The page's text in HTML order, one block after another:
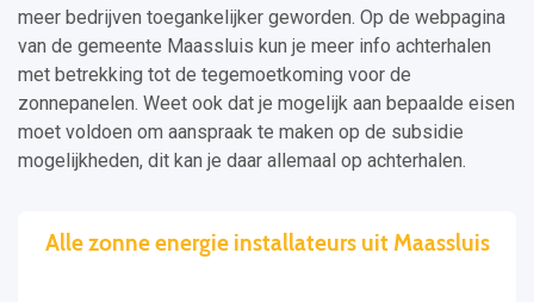
meer bedrijven toegankelijker geworden. Op de webpagina
van de gemeente Maassluis kun je meer info achterhalen
met betrekking tot de tegemoetkoming voor de
zonnepanelen. Weet ook dat je mogelijk aan bepaalde eisen
moet voldoen om aanspraak te maken op de subsidie
mogelijkheden, dit kan je daar allemaal op achterhalen.
Alle zonne energie installateurs uit Maassluis